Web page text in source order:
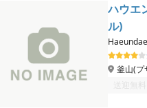
ハウエ
ル)
釜山(プ
送迎無料